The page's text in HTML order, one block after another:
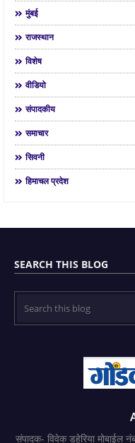
मुंबई
राजस्थान
विशेष
वीडियो
संपादकीय
समाचार
सिवनी
हिमाचल प्रदेश
SEARCH THIS BLOG
संपादक- विवेक डहेरिया मोबाईल